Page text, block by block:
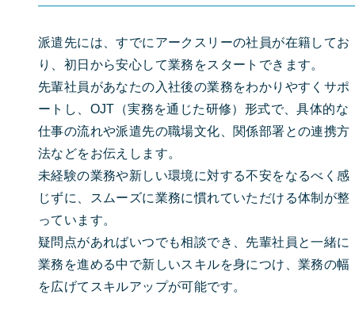
派遣先には、すでにアークスリーの社員が在籍してお
り、初日から安心して業務をスタートできます。
先輩社員があなたの入社後の業務をわかりやすくサポ
ートし、OJT（実務を通じた研修）形式で、具体的な
仕事の流れや派遣先の職場文化、関係部署との連携方
法などをお伝えします。
未経験の業務や新しい環境に対する不安をなるべく感
じずに、スムーズに業務に慣れていただける体制が整
っています。
疑問点があればいつでも相談でき、先輩社員と一緒に
業務を進める中で新しいスキルを身につけ、業務の幅
を広げてスキルアップが可能です。